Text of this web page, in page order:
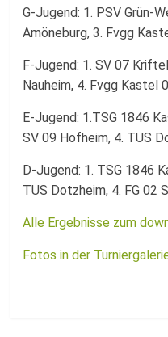
G-Jugend: 1. PSV Grün-
Amöneburg, 3. Fvgg
F-Jugend: 1. SV 07
Nauheim, 4. Fvgg Kastel
E-Jugend: 1.TSG 1846
SV 09 Hofheim, 4. TUS
D-Jugend: 1. TSG 1846
TUS Dotzheim, 4. FG 02
Alle Ergebnisse zum
Fotos in der